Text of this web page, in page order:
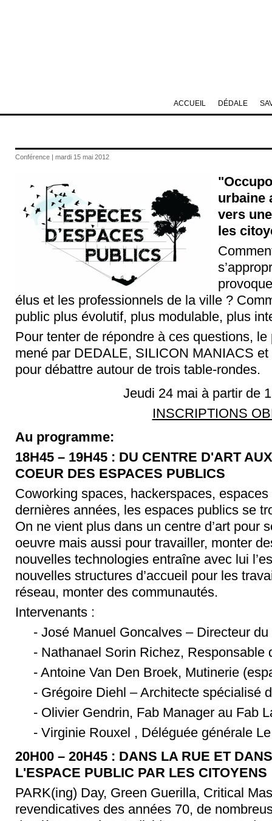
Conférence | mardi 15 mai 2012
urbaine
vers
les
élus et les professionnels de la ville ?
public plus évolutif, plus modulable, plus
Pour tenter de répondre à ces questions,
mené par DEDALE, SILICON MANIACS
pour débattre autour de trois table-rondes.
Jeudi 24 mai à partir de
INSCRIPTIONS
Au programme:
18H45 – 19H45 : DU CENTRE D'ART
COEUR DES ESPACES PUBLICS
Coworking spaces, hackerspaces,
dernières années, les espaces publics se
On ne vient plus dans un centre d’art pour
oeuvre mais aussi pour travailler, monter
nouvelles technologies entraîne avec lui
nouvelles structures d’accueil pour les
réseau, monter des communautés.
Intervenants :
- José Manuel Goncalves – Directeur du
- Nathanael Sorin Richez, Responsable
- Antoine Van Den Broek, Mutinerie
- Grégoire Diehl – Architecte spécialisé
- Olivier Gendrin, Fab Manager au Fab
- Virginie Rouxel , Déléguée générale Le
20H00 – 20H45 : DANS LA RUE ET
L'ESPACE PUBLIC PAR LES CITOYENS
PARK(ing) Day, Green Guerilla, Critical
revendicatives des années 70, de
DÉDALE
ACCUEIL